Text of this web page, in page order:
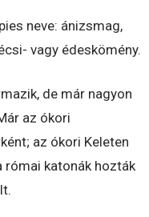
neve: ánizsmag,
vagy édeskömény.
de már nagyon
az ókori
az ókori Keleten
római katonák hozták